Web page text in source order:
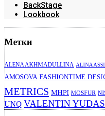
BackStage
Lookbook
Метки
ALENA AKHMADULLINA ALINA ASSI
AMOSOVA FASHIONTIME
METRICS MHPI MOSFUR
UNQ VALENTIN